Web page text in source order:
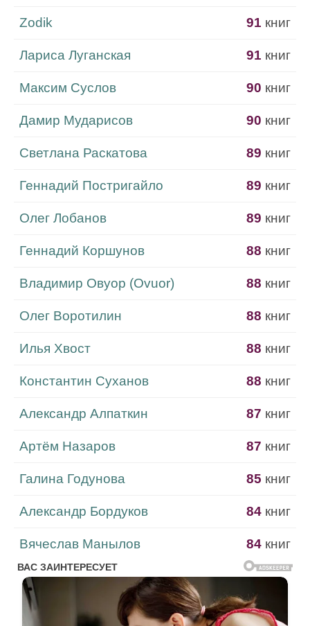
Zodik 91 книг
Лариса Луганская 91 книг
Максим Суслов 90 книг
Дамир Мударисов 90 книг
Светлана Раскатова 89 книг
Геннадий Постригайло 89 книг
Олег Лобанов 89 книг
Геннадий Коршунов 88 книг
Владимир Овуор (Ovuor) 88 книг
Олег Воротилин 88 книг
Илья Хвост 88 книг
Константин Суханов 88 книг
Александр Алпаткин 87 книг
Артём Назаров 87 книг
Галина Годунова 85 книг
Александр Бордуков 84 книг
Вячеслав Манылов 84 книг